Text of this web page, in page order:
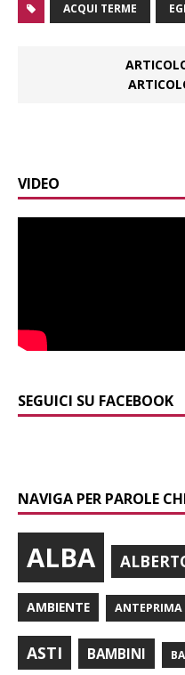
ACQUI TERME
VIDEO
SEGUICI SU FACEBOOK
NAVIGA PER PAROLE
ALBA
AMBIENTE ANTEPRIMA
ASTI BAMBINI